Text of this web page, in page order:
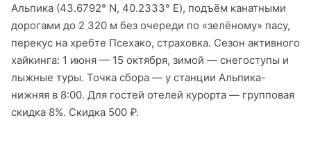
Альпика (43.6792° N, 40.2333° E), подъём канатными
дорогами до 2 320 м без очереди по «зелёному» пасу,
перекус на хребте Псехако, страховка. Сезон активного
хайкинга: 1 июня — 15 октября, зимой — снегоступы и
лыжные туры. Точка сбора — у станции Альпика-
нижняя в 8:00. Для гостей отелей курорта — групповая
скидка 8%. Скидка 500 ₽.